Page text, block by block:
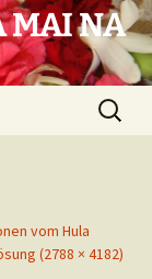
MAI NA
Suchen
nach:
vom Hula
(2788 × 4182)